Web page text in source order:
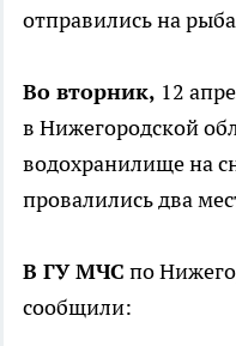
отправились на
Во вторник, 12
в Нижегородской
водохранилище на
провалились два
В ГУ МЧС по
сообщили: